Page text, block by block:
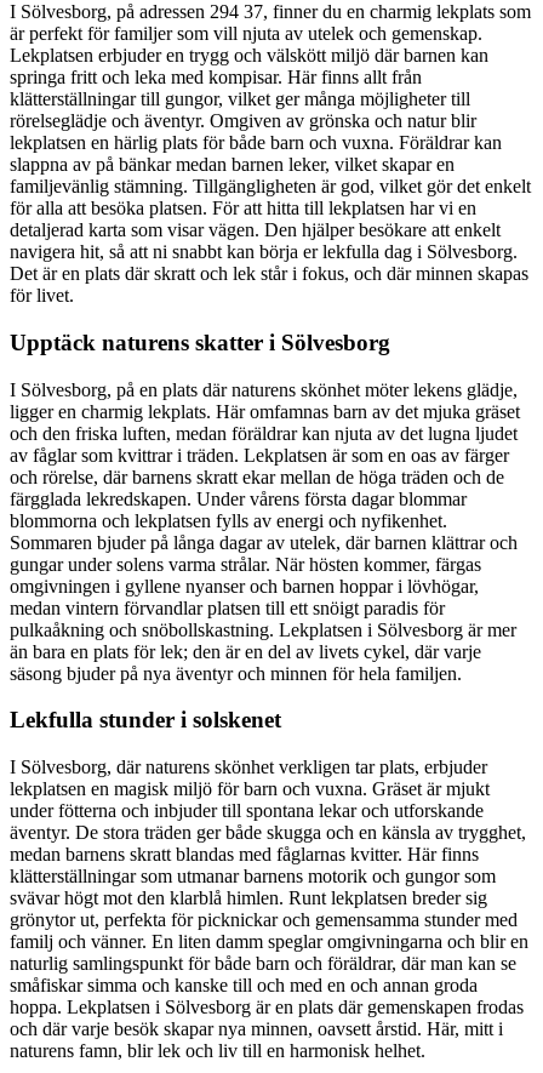
I Sölvesborg, på adressen 294 37, finner du en charmig lekplats som
är perfekt för familjer som vill njuta av utelek och gemenskap.
Lekplatsen erbjuder en trygg och välskött miljö där barnen kan
springa fritt och leka med kompisar. Här finns allt från
klätterställningar till gungor, vilket ger många möjligheter till
rörelseglädje och äventyr. Omgiven av grönska och natur blir
lekplatsen en härlig plats för både barn och vuxna. Föräldrar kan
slappna av på bänkar medan barnen leker, vilket skapar en
familjevänlig stämning. Tillgängligheten är god, vilket gör det enkelt
för alla att besöka platsen. För att hitta till lekplatsen har vi en
detaljerad karta som visar vägen. Den hjälper besökare att enkelt
navigera hit, så att ni snabbt kan börja er lekfulla dag i Sölvesborg.
Det är en plats där skratt och lek står i fokus, och där minnen skapas
för livet.
Upptäck naturens skatter i Sölvesborg
I Sölvesborg, på en plats där naturens skönhet möter lekens glädje,
ligger en charmig lekplats. Här omfamnas barn av det mjuka gräset
och den friska luften, medan föräldrar kan njuta av det lugna ljudet
av fåglar som kvittrar i träden. Lekplatsen är som en oas av färger
och rörelse, där barnens skratt ekar mellan de höga träden och de
färgglada lekredskapen. Under vårens första dagar blommar
blommorna och lekplatsen fylls av energi och nyfikenhet.
Sommaren bjuder på långa dagar av utelek, där barnen klättrar och
gungar under solens varma strålar. När hösten kommer, färgas
omgivningen i gyllene nyanser och barnen hoppar i lövhögar,
medan vintern förvandlar platsen till ett snöigt paradis för
pulkaåkning och snöbollskastning. Lekplatsen i Sölvesborg är mer
än bara en plats för lek; den är en del av livets cykel, där varje
säsong bjuder på nya äventyr och minnen för hela familjen.
Lekfulla stunder i solskenet
I Sölvesborg, där naturens skönhet verkligen tar plats, erbjuder
lekplatsen en magisk miljö för barn och vuxna. Gräset är mjukt
under fötterna och inbjuder till spontana lekar och utforskande
äventyr. De stora träden ger både skugga och en känsla av trygghet,
medan barnens skratt blandas med fåglarnas kvitter. Här finns
klätterställningar som utmanar barnens motorik och gungor som
svävar högt mot den klarblå himlen. Runt lekplatsen breder sig
grönytor ut, perfekta för picknickar och gemensamma stunder med
familj och vänner. En liten damm speglar omgivningarna och blir en
naturlig samlingspunkt för både barn och föräldrar, där man kan se
småfiskar simma och kanske till och med en och annan groda
hoppa. Lekplatsen i Sölvesborg är en plats där gemenskapen frodas
och där varje besök skapar nya minnen, oavsett årstid. Här, mitt i
naturens famn, blir lek och liv till en harmonisk helhet.